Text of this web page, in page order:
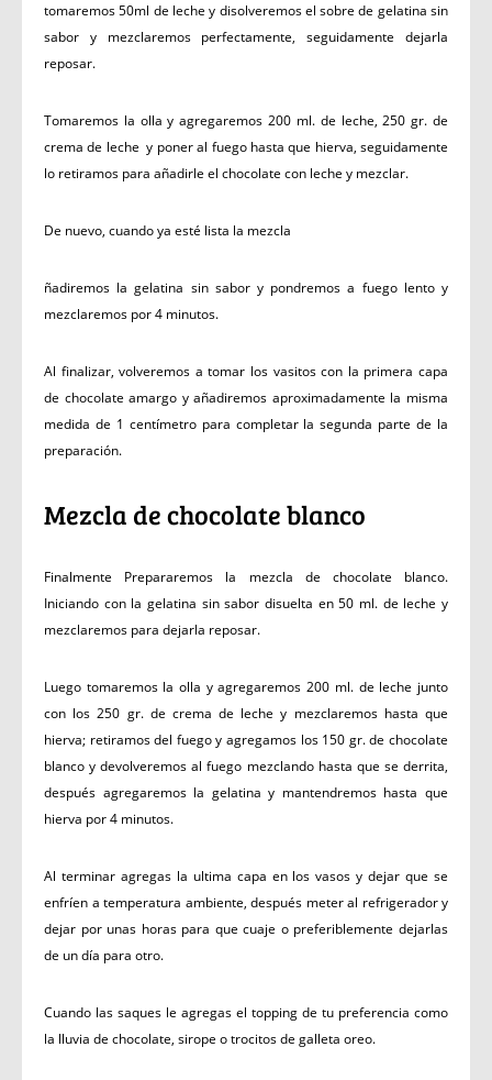
tomaremos 50ml de leche y disolveremos el sobre de gelatina sin
sabor y mezclaremos perfectamente, seguidamente dejarla
reposar.
Tomaremos la olla y agregaremos 200 ml. de leche, 250 gr. de
crema de leche y poner al fuego hasta que hierva, seguidamente
lo retiramos para añadirle el chocolate con leche y mezclar.
De nuevo, cuando ya esté lista la mezcla
ñadiremos la gelatina sin sabor y pondremos a fuego lento y
mezclaremos por 4 minutos.
Al finalizar, volveremos a tomar los vasitos con la primera capa
de chocolate amargo y añadiremos aproximadamente la misma
medida de 1 centímetro para completar la segunda parte de la
preparación.
Mezcla de chocolate blanco
Finalmente Prepararemos la mezcla de chocolate blanco.
Iniciando con la gelatina sin sabor disuelta en 50 ml. de leche y
mezclaremos para dejarla reposar.
Luego tomaremos la olla y agregaremos 200 ml. de leche junto
con los 250 gr. de crema de leche y mezclaremos hasta que
hierva; retiramos del fuego y agregamos los 150 gr. de chocolate
blanco y devolveremos al fuego mezclando hasta que se derrita,
después agregaremos la gelatina y mantendremos hasta que
hierva por 4 minutos.
Al terminar agregas la ultima capa en los vasos y dejar que se
enfríen a temperatura ambiente, después meter al refrigerador y
dejar por unas horas para que cuaje o preferiblemente dejarlas
de un día para otro.
Cuando las saques le agregas el topping de tu preferencia como
la lluvia de chocolate, sirope o trocitos de galleta oreo.